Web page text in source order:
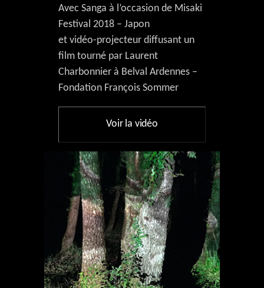
Avec Sanga à l’occasion de Misaki
Festival 2018 – Japon
et vidéo-projecteur diffusant un
film tourné par Laurent
Charbonnier à Belval Ardennes –
Fondation François Sommer
Voir la vidéo